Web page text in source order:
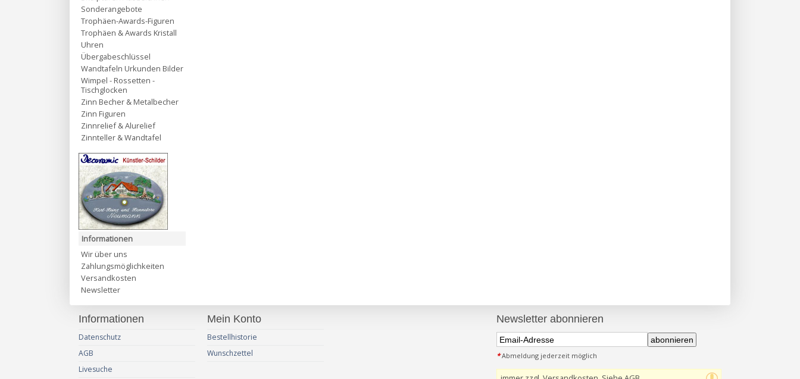
Sonderangebote
Trophäen-Awards-Figuren
Trophäen & Awards Kristall
Uhren
Übergabeschlüssel
Wandtafeln Urkunden Bilder
Wimpel - Rossetten -
Tischglocken
Zinn Becher & Metalbecher
Zinn Figuren
Zinnrelief & Alurelief
Zinnteller & Wandtafel
Informationen
Wir über uns
Zahlungsmöglichkeiten
Versandkosten
Newsletter
Informationen
Datenschutz
AGB
Livesuche
Mein Konto
Bestellhistorie
Wunschzettel
Newsletter abonnieren
abonnieren
*Abmeldung jederzeit möglich